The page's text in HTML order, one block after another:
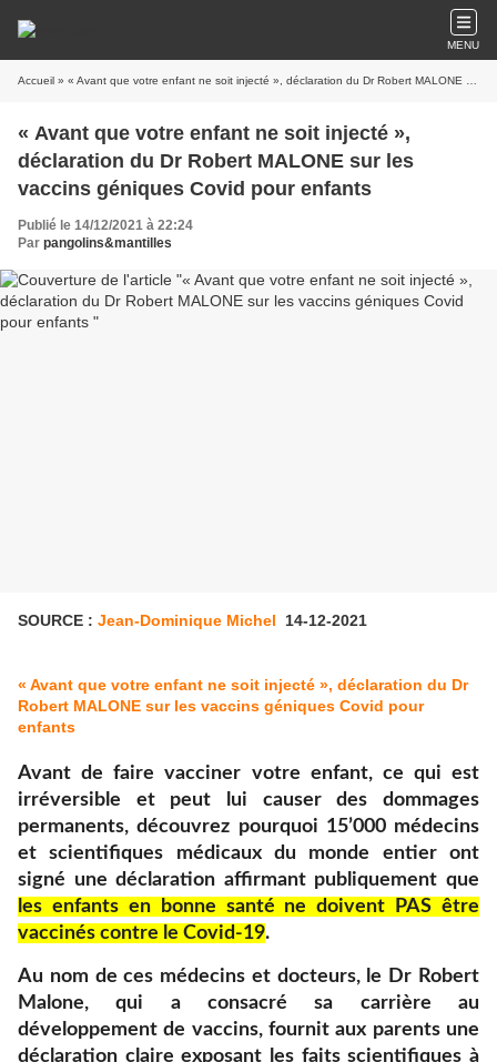
MENU
Accueil » « Avant que votre enfant ne soit injecté », déclaration du Dr Robert MALONE sur les vaccins géniques Covid pour enfants
« Avant que votre enfant ne soit injecté »,
déclaration du Dr Robert MALONE sur les
vaccins géniques Covid pour enfants
Publié le 14/12/2021 à 22:24
Par pangolins&mantilles
SOURCE : Jean-Dominique Michel 14-12-2021
« Avant que votre enfant ne soit injecté », déclaration du Dr
Robert MALONE sur les vaccins géniques Covid pour
enfants
Avant de faire vacciner votre enfant, ce qui est
irréversible et peut lui causer des dommages
permanents, découvrez pourquoi 15’000 médecins
et scientifiques médicaux du monde entier ont
signé une déclaration affirmant publiquement que
les enfants en bonne santé ne doivent PAS être
vaccinés contre le Covid-19.
Au nom de ces médecins et docteurs, le Dr Robert
Malone, qui a consacré sa carrière au
développement de vaccins, fournit aux parents une
déclaration claire exposant les faits scientifiques à